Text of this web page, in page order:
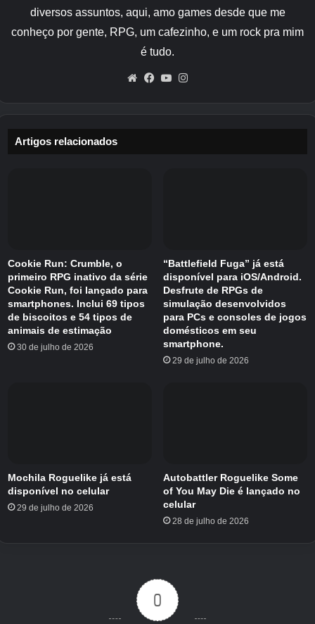
Fio do Crepúsculo
Haste de Prisma Etéreo
Bastão Celestial
Redemoinho
Haste do Pólo Norte
Nível A
Se você não tem acesso às hastes que estão
Vara Presa Cerúlea
Vara de Presa Malvada
Vara do Grande Sonhador
Bastão das Profundezas
diversos assuntos, aqui, amo games desde que me
conheço por gente, RPG, um cafezinho, e um rock pra mim
é tudo.
WebsiteFacebook
YouTube
Artigos relacionados
Cookie Run: Crumble, o
primeiro RPG inativo da série
Cookie Run, foi lançado para
smartphones. Inclui 69 tipos
de biscoitos e 54 tipos de
animais de estimação
30 de julho de 2026
“Battlefield Fuga” já está
disponível para iOS/Android.
Desfrute de RPGs de
simulação desenvolvidos
para PCs e consoles de jogos
domésticos em seu
smartphone.
29 de julho de 2026
Mochila Roguelike já está
disponível no celular
29 de julho de 2026
Autobattler Roguelike Some
of You May Die é lançado no
celular
28 de julho de 2026
0